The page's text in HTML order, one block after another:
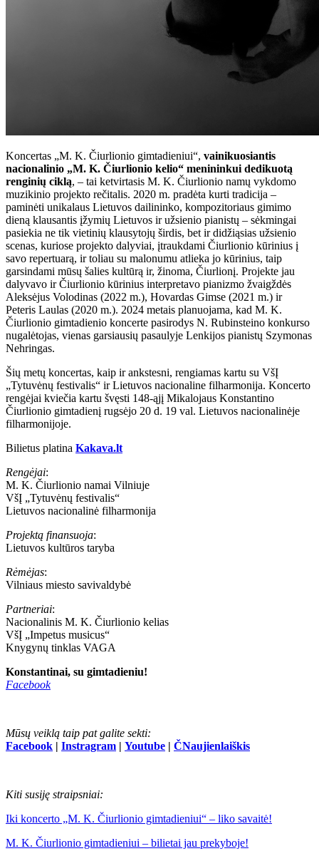
Koncertas „M. K. Čiurlionio gimtadieniui“, vainikuosiantis
nacionalinio „M. K. Čiurlionio kelio“ menininkui dedikuotą
renginių ciklą, – tai ketvirtasis M. K. Čiurlionio namų vykdomo
muzikinio projekto rečitalis. 2020 m. pradėta kurti tradicija –
paminėti unikalaus Lietuvos dailininko, kompozitoriaus gimimo
dieną klausantis įžymių Lietuvos ir užsienio pianistų – sėkmingai
pasiekia ne tik vietinių klausytojų širdis, bet ir didžiąsias užsienio
scenas, kuriose projekto dalyviai, įtraukdami Čiurlionio kūrinius į
savo repertuarą, ir toliau su malonumu atlieka jo kūrinius, taip
garsindami mūsų šalies kultūrą ir, žinoma, Čiurlionį. Projekte jau
dalyvavo ir Čiurlionio kūrinius interpretavo pianizmo žvaigždės
Aleksėjus Volodinas (2022 m.), Hovardas Gimse (2021 m.) ir
Peteris Laulas (2020 m.). 2024 metais planuojama, kad M. K.
Čiurlionio gimtadienio koncerte pasirodys N. Rubinsteino konkurso
nugalėtojas, vienas garsiausių pasaulyje Lenkijos pianistų Szymonas
Nehringas.
Šių metų koncertas, kaip ir ankstesni, rengiamas kartu su VšĮ
„Tytuvėnų festivalis“ ir Lietuvos nacionaline filharmonija. Koncerto
rengėjai kviečia kartu švęsti 148-ąjį Mikalojaus Konstantino
Čiurlionio gimtadienį rugsėjo 20 d. 19 val. Lietuvos nacionalinėje
filharmonijoje.
Bilietus platina Kakava.lt
Rengėjai:
M. K. Čiurlionio namai Vilniuje
VšĮ „Tytuvėnų festivalis“
Lietuvos nacionalinė filharmonija
Projektą finansuoja:
Lietuvos kultūros taryba
Rėmėjas:
Vilniaus miesto savivaldybė
Partneriai:
Nacionalinis M. K. Čiurlionio kelias
VšĮ „Impetus musicus“
Knygynų tinklas VAGA
Konstantinai, su gimtadieniu!
Facebook
Mūsų veiklą taip pat galite sekti:
Facebook | Instragram | Youtube | ČNaujienlaiškis
Kiti susiję straipsniai:
Iki koncerto „M. K. Čiurlionio gimtadieniui“ – liko savaitė!
M. K. Čiurlionio gimtadieniui – bilietai jau prekyboje!